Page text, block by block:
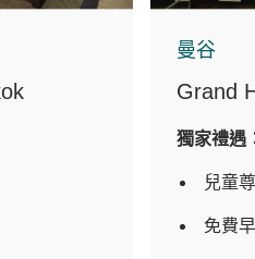
曼谷
Grand
獨家禮遇
兒童
免費